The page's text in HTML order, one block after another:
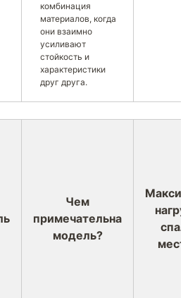
комбинация
материалов, когда
они взаимно
усиливают
стойкость и
характеристики
друг друга.
Чем
примечательна
модель?
место